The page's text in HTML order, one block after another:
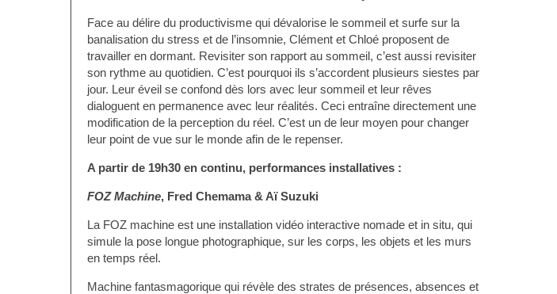
Face au délire du productivisme qui dévalorise le sommeil et surfe sur la
banalisation du stress et de l’insomnie, Clément et Chloé proposent de
travailler en dormant. Revisiter son rapport au sommeil, c’est aussi revisiter
son rythme au quotidien. C’est pourquoi ils s’accordent plusieurs siestes par
jour. Leur éveil se confond dès lors avec leur sommeil et leur rêves
dialoguent en permanence avec leur réalités. Ceci entraîne directement une
modification de la perception du réel. C’est un de leur moyen pour changer
leur point de vue sur le monde afin de le repenser.
A partir de 19h30 en continu, performances installatives :
FOZ Machine, Fred Chemama & Aï Suzuki
La FOZ machine est une installation vidéo interactive nomade et in situ, qui
simule la pose longue photographique, sur les corps, les objets et les murs
en temps réel.
Machine fantasmagorique qui révèle des strates de présences, absences et